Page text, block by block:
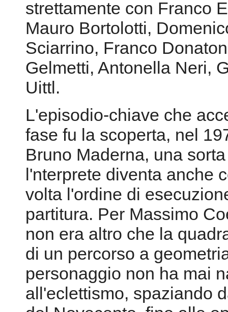
strettamente con Franco
Mauro Bortolotti,
Sciarrino, Franco
Gelmetti, Antonella Neri,
Uittl.
L'episodio-chiave che
fase fu la scoperta, nel
Bruno Maderna, una
l'nterprete diventa anche
volta l'ordine di
partitura. Per Massimo
non era altro che la
di un percorso a
personaggio non ha mai
all'eclettismo, spaziando